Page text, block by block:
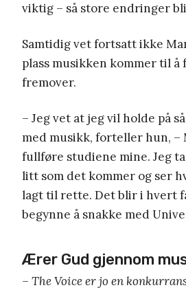
viktig – så store endringer
Samtidig vet fortsatt ikke
plass musikken kommer til å
fremover.
– Jeg vet at jeg vil holde på
med musikk, forteller hun, –
fullføre studiene mine. Jeg
litt som det kommer og ser
lagt til rette. Det blir i hvert
begynne å snakke med
Ærer Gud gjennom
– The Voice er jo en